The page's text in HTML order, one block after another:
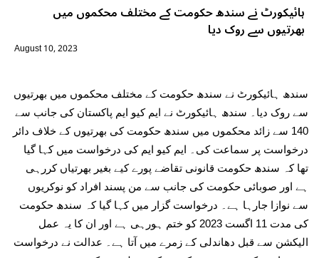
ہائیکورٹ نے سندھ حکومت کے مختلف محکموں میں
بھرتیوں سے روک دیا
August 10, 2023
سندھ ہائیکورٹ نے سندھ حکومت کے مختلف محکموں میں بھرتیوں
سے روک دیا۔ سندھ ہائیکورٹ نے ایم کیو ایم پاکستان کی جانب سے
140 سے زائد محکموں میں سندھ حکومت کی بھرتیوں کے خلاف دائر
درخواست پر سماعت کی۔ ایم کیو ایم کی درخواست میں کہا گیا
تھا کہ سندھ حکومت قانونی تقاضے پورے کیے بغیر بھرتیاں کررہی
ہے اور صوبائی حکومت کی جانب سے من پسند افراد کو نوکریوں
سے نوازا جارہا ہے۔ درخواست گزار میں کہا گیا کہ سندھ حکومت
کی مدت 11 اگست 2023 کو ختم ہورہی ہے اور ان کا یہ عمل
الیکشن سے قبل دھاندلی کے زمرے میں آتا ہے۔ عدالت نے درخواست